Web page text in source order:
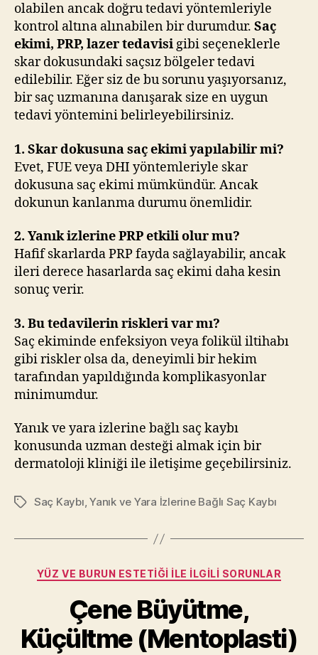
olabilen ancak doğru tedavi yöntemleriyle
kontrol altına alınabilen bir durumdur. Saç
ekimi, PRP, lazer tedavisigibi seçeneklerle
skar dokusundaki saçsız bölgeler tedavi
edilebilir. Eğer siz de bu sorunu yaşıyorsanız,
bir saç uzmanına danışarak size en uygun
tedavi yöntemini belirleyebilirsiniz.
1. Skar dokusuna saç ekimi yapılabilir mi?
Evet, FUE veya DHI yöntemleriyle skar
dokusuna saç ekimi mümkündür. Ancak
dokunun kanlanma durumu önemlidir.
2. Yanık izlerine PRP etkili olur mu?
Hafif skarlarda PRP fayda sağlayabilir, ancak
ileri derece hasarlarda saç ekimi daha kesin
sonuç verir.
3. Bu tedavilerin riskleri var mı?
Saç ekiminde enfeksiyon veya folikül iltihabı
gibi riskler olsa da, deneyimli bir hekim
tarafından yapıldığında komplikasyonlar
minimumdur.
Yanık ve yara izlerine bağlı saç kaybı
konusunda uzman desteği almak için bir
dermatoloji kliniği ile iletişime geçebilirsiniz.
EtiketlerSaç Kaybı,Yanık ve Yara İzlerine Bağlı Saç Kaybı
Kategoriler
YÜZ VE BURUN ESTETIĞI ILE İLGILI SORUNLAR
Çene Büyütme,
Küçültme (Mentoplasti)